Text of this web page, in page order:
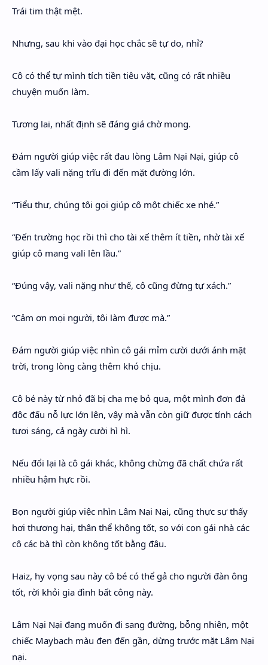
Trái tim thật mệt.
Nhưng, sau khi vào đại học chắc sẽ tự do, nhỉ?
Cô có thể tự mình tích tiền tiêu vặt, cũng có rất nhiều
chuyện muốn làm.
Tương lai, nhất định sẽ đáng giá chờ mong.
Đám người giúp việc rất đau lòng Lâm Nại Nại, giúp cô
cầm lấy vali nặng trĩu đi đến mặt đường lớn.
“Tiểu thư, chúng tôi gọi giúp cô một chiếc xe nhé.”
“Đến trường học rồi thì cho tài xế thêm ít tiền, nhờ tài xế
giúp cô mang vali lên lầu.”
“Đúng vậy, vali nặng như thế, cô cũng đừng tự xách.”
“Cảm ơn mọi người, tôi làm được mà.”
Đám người giúp việc nhìn cô gái mỉm cười dưới ánh mặt
trời, trong lòng càng thêm khó chịu.
Cô bé này từ nhỏ đã bị cha mẹ bỏ qua, một mình đơn đả
độc đấu nỗ lực lớn lên, vậy mà vẫn còn giữ được tính cách
tươi sáng, cả ngày cười hì hì.
Nếu đổi lại là cô gái khác, không chừng đã chất chứa rất
nhiều hậm hực rồi.
Bọn người giúp việc nhìn Lâm Nại Nại, cũng thực sự thấy
hơi thương hại, thân thể không tốt, so với con gái nhà các
cô các bà thì còn không tốt bằng đâu.
Haiz, hy vọng sau này cô bé có thể gả cho người đàn ông
tốt, rời khỏi gia đình bất công này.
Lâm Nại Nại đang muốn đi sang đường, bỗng nhiên, một
chiếc Maybach màu đen đến gần, dừng trước mặt Lâm Nại
nại.